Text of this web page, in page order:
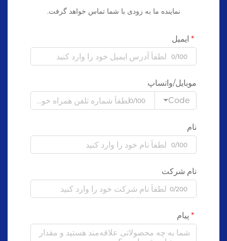
نماینده ما به زودی با شما تماس خواهد گرفت.
ایمیل
0/100
موبایل/واتساپ
Code
0/100
نام
0/100
نام شرکت
0/200
پیام